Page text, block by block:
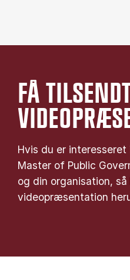
FÅ
Hvis du er
Master of Public
og din organisation,
videopræsentation